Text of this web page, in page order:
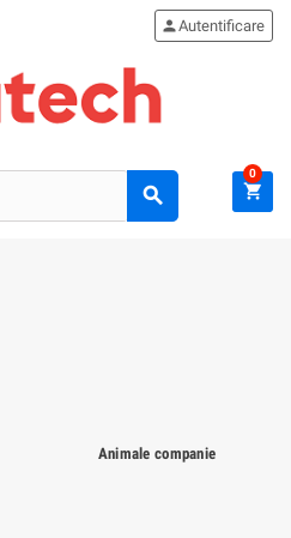
search
personAutentificare
shopping_cart
0
Animale companie